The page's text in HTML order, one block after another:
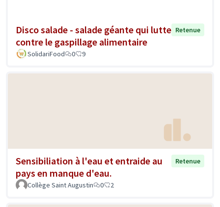
Disco salade - salade géante qui lutte
contre le gaspillage alimentaire
Retenue
SolidariFood 0 9
Sensibiliation à l'eau et entraide au
pays en manque d'eau.
Retenue
Collège Saint Augustin 0 2